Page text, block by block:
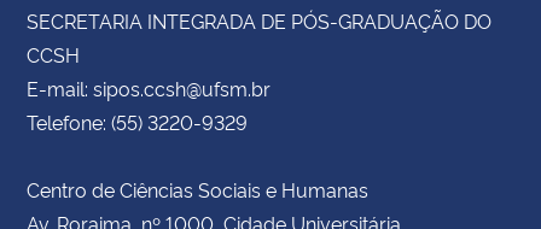
Planalto
SECRETARIA INTEGRADA DE PÓS-GRADUAÇÃO DO
CCSH
E-mail: sipos.ccsh@ufsm.br
Telefone: (55) 3220-9329
Centro de Ciências Sociais e Humanas
Av. Roraima, nº 1000, Cidade Universitária